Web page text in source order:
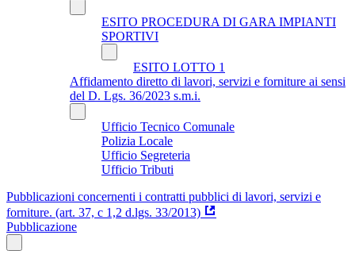
ESITO PROCEDURA DI GARA IMPIANTI
SPORTIVI
ESITO LOTTO 1
Affidamento diretto di lavori, servizi e forniture ai sensi
del D. Lgs. 36/2023 s.m.i.
Ufficio Tecnico Comunale
Polizia Locale
Ufficio Segreteria
Ufficio Tributi
Pubblicazioni concernenti i contratti pubblici di lavori, servizi e
forniture. (art. 37, c 1,2 d.lgs. 33/2013)
Pubblicazione